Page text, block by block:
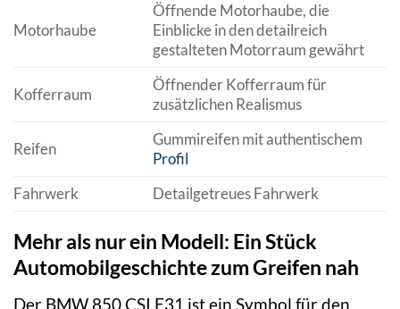
Motorhaube
Öffnende Motorhaube, die
Einblicke in den detailreich
gestalteten Motorraum gewährt
Kofferraum
Öffnender Kofferraum für
zusätzlichen Realismus
Reifen
Gummireifen mit authentischem
Profil
Fahrwerk
Detailgetreues Fahrwerk
Mehr als nur ein Modell: Ein Stück
Automobilgeschichte zum Greifen nah
Der BMW 850 CSI E31 ist ein Symbol für den